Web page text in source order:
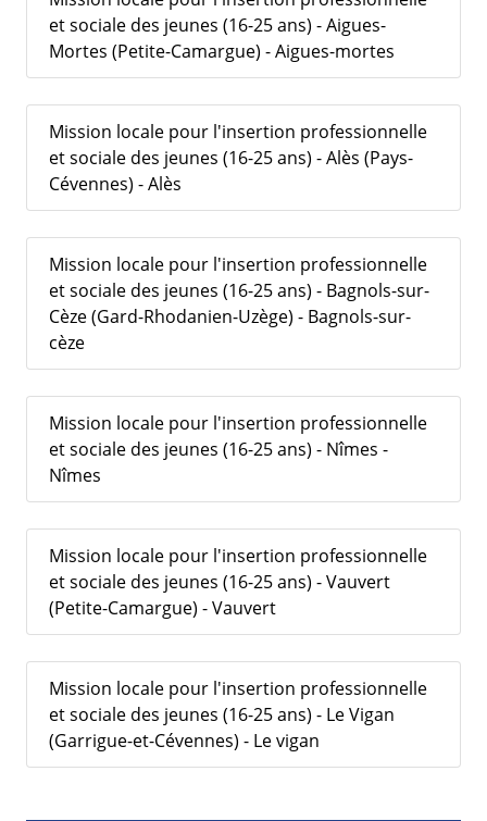
et sociale des jeunes (16-25 ans) - Aigues-
Mortes (Petite-Camargue) - Aigues-mortes
Mission locale pour l'insertion professionnelle
et sociale des jeunes (16-25 ans) - Alès (Pays-
Cévennes) - Alès
Mission locale pour l'insertion professionnelle
et sociale des jeunes (16-25 ans) - Bagnols-sur-
Cèze (Gard-Rhodanien-Uzège) - Bagnols-sur-
cèze
Mission locale pour l'insertion professionnelle
et sociale des jeunes (16-25 ans) - Nîmes -
Nîmes
Mission locale pour l'insertion professionnelle
et sociale des jeunes (16-25 ans) - Vauvert
(Petite-Camargue) - Vauvert
Mission locale pour l'insertion professionnelle
et sociale des jeunes (16-25 ans) - Le Vigan
(Garrigue-et-Cévennes) - Le vigan